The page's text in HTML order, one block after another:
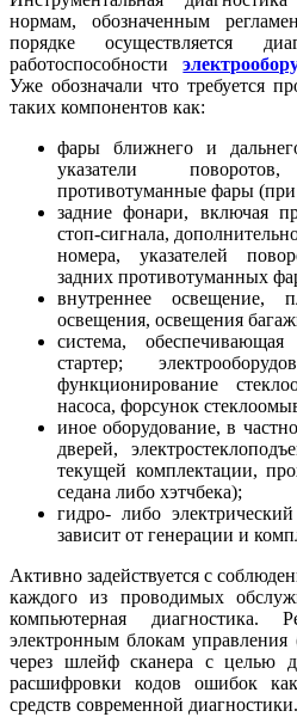
нормам, обозначенным
порядке осуществляется
работоспособности
Уже обозначали что требуется
таких компонентов как:
фары ближнего и
указатели
противотуманные фары
задние фонари, включая
стоп-сигнала,
номера, указателей
задних противотуманных
внутреннее освещение,
освещения, освещения
система,
стартер;
функционирование
насоса, форсунок
иное оборудование, в
дверей,
текущей комплектации,
седана либо хэтчбека);
гидро- либо
зависит от генерации и
Активно задействуется с
каждого из проводимых
компьютерная
электронным блокам
через шлейф сканера с целью
расшифровки кодов ошибок
средств современной диагностики.